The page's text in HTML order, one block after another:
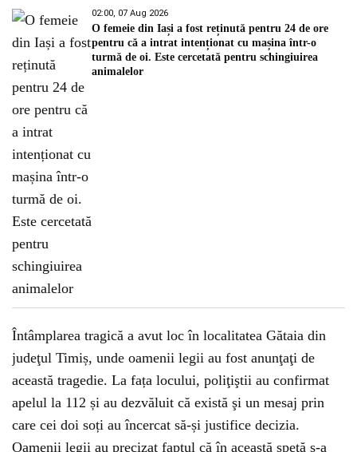
02:00, 07 Aug 2026
O femeie din Iași a fost reținută pentru 24 de ore
pentru că a intrat intenționat cu mașina într-o
turmă de oi. Este cercetată pentru schingiuirea
animalelor
Întâmplarea tragică a avut loc în localitatea Gătaia din
judeţul Timiș, unde oamenii legii au fost anunţaţi de
această tragedie. La fața locului, poliţiştii au confirmat
apelul la 112 și au dezvăluit că există şi un mesaj prin
care cei doi soți au încercat să-și justifice decizia.
Oamenii legii au precizat faptul că în această speță s-a